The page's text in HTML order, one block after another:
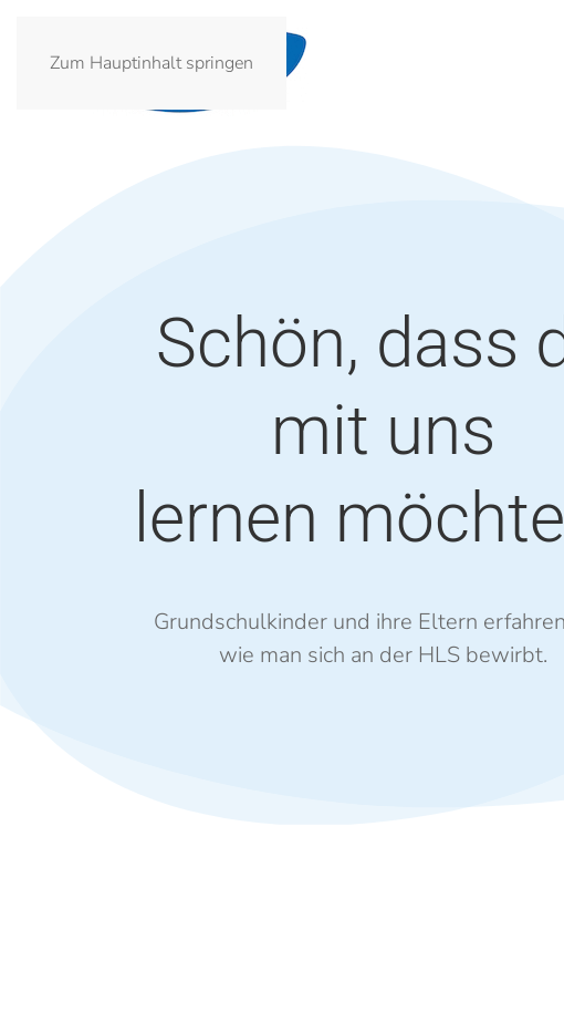
Zum Hauptinhalt springen
Schön, dass
mit uns
lernen
Grundschulkinder und ihre Eltern
wie man sich an der HLS bewirbt.